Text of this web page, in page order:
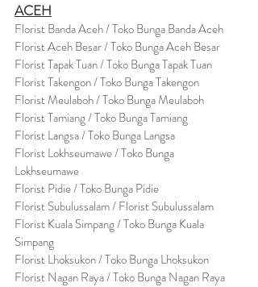
ACEH
Florist Banda Aceh / Toko Bunga Banda Aceh
Florist Aceh Besar / Toko Bunga Aceh Besar
Florist Tapak Tuan / Toko Bunga Tapak Tuan
Florist Takengon / Toko Bunga Takengon
Florist Meulaboh / Toko Bunga Meulaboh
Florist Tamiang / Toko Bunga Tamiang
Florist Langsa / Toko Bunga Langsa
Florist Lokhseumawe / Toko Bunga
Lokhseumawe
Florist Pidie / Toko Bunga Pidie
Florist Subulussalam / Florist Subulussalam
Florist Kuala Simpang / Toko Bunga Kuala
Simpang
Florist Lhoksukon / Toko Bunga Lhoksukon
Florist Nagan Raya / Toko Bunga Nagan Raya